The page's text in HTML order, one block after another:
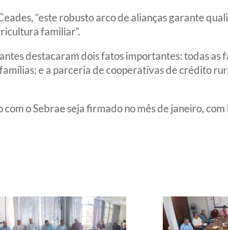
“este robusto arco de alianças garante
familiar”.
destacaram dois fatos importantes: todas as
e a parceria de cooperativas de crédito
o Sebrae seja firmado no mês de janeiro,